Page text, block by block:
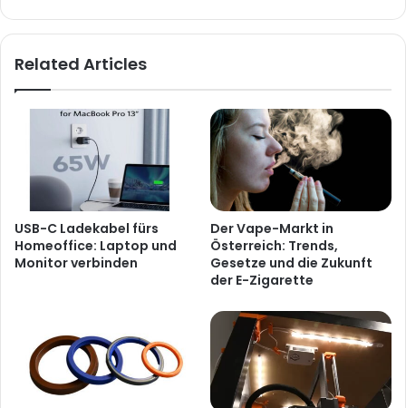
Related Articles
USB-C Ladekabel fürs
Homeoffice: Laptop und
Monitor verbinden
Der Vape-Markt in
Österreich: Trends,
Gesetze und die Zukunft
der E-Zigarette